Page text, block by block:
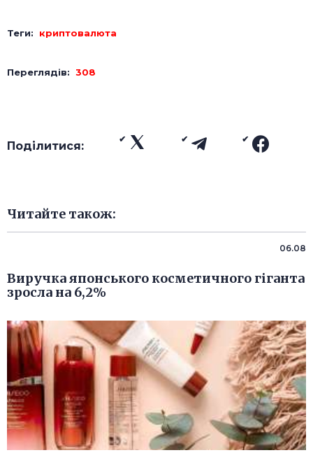
Теги: криптовалюта
Переглядів: 308
Поділитися:
Читайте також:
06.08
Виручка японського косметичного гіганта
зросла на 6,2%